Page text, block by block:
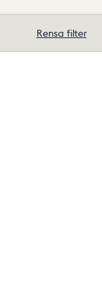
Rensa filter